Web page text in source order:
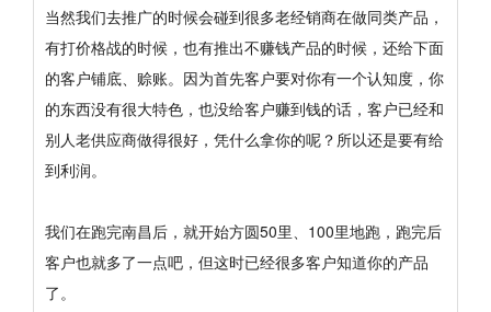
当然我们去推广的时候会碰到很多老经销商在做同类产品，
有打价格战的时候，也有推出不赚钱产品的时候，还给下面
的客户铺底、赊账。因为首先客户要对你有一个认知度，你
的东西没有很大特色，也没给客户赚到钱的话，客户已经和
别人老供应商做得很好，凭什么拿你的呢？所以还是要有给
到利润。
我们在跑完南昌后，就开始方圆50里、100里地跑，跑完后
客户也就多了一点吧，但这时已经很多客户知道你的产品
了。